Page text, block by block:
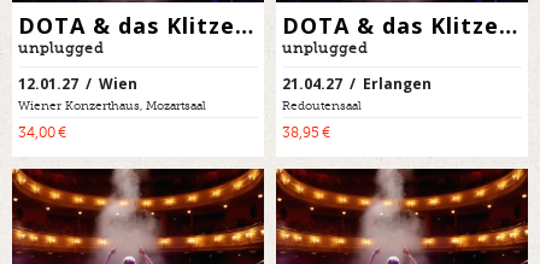
DOTA & das Klitzekleine Orchester
unplugged
12.01.27 / Wien
Wiener Konzerthaus, Mozartsaal
34,00 €
DOTA & das Klitzekleine Orchester
unplugged
21.04.27 / Erlangen
Redoutensaal
38,95 €